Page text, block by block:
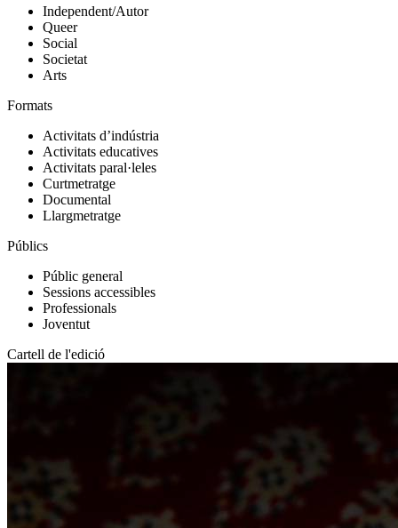
Independent/Autor
Queer
Social
Societat
Arts
Formats
Activitats d’indústria
Activitats educatives
Activitats paral·leles
Curtmetratge
Documental
Llargmetratge
Públics
Públic general
Sessions accessibles
Professionals
Joventut
Cartell de l'edició